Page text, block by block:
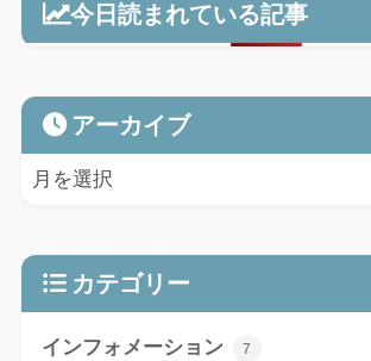
今日読まれている記事
アーカイブ
カテゴリー
インフォメーション 7